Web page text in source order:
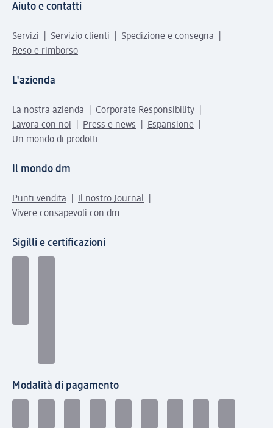
Aiuto e contatti
Servizi Servizio clienti
Spedizione e consegna
Reso e rimborso
L'azienda
La nostra azienda
Corporate Responsibility
Lavora con noi
Press e news
Espansione
Un mondo di prodotti
Il mondo dm
Punti vendita
Il nostro Journal
Vivere consapevoli con dm
Sigilli e certificazioni
Modalità di pagamento